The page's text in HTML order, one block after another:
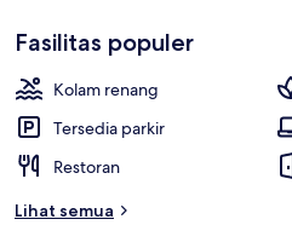
Fasilitas populer
Kolam renang
Tersedia parkir
Restoran
Lihat semua